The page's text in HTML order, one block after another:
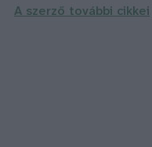
A szerző további cikkei